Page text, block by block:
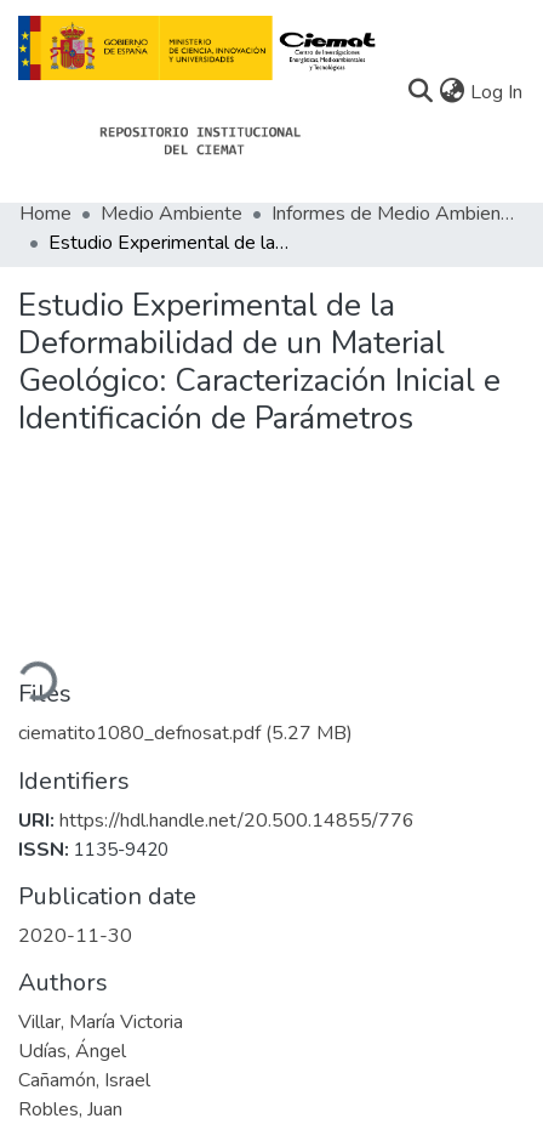
Log In
Communities
Statistics
About Docu-menta
Home Medio Ambiente
Informes de Medio Ambiente
Estudio Experimental de la Deformabilidad de un Material Geológico: Caracterización Inicial e Identificación de Parámetros
Estudio Experimental de la
Deformabilidad de un Material
Geológico: Caracterización Inicial e
Identificación de Parámetros
Loading...
Files
ciematito1080_defnosat.pdf(5.27 MB)
Identifiers
URI: https://hdl.handle.net/20.500.14855/776
ISSN: 1135-9420
Publication date
2020-11-30
Authors
Villar, María Victoria
Udías, Ángel
Cañamón, Israel
Robles, Juan